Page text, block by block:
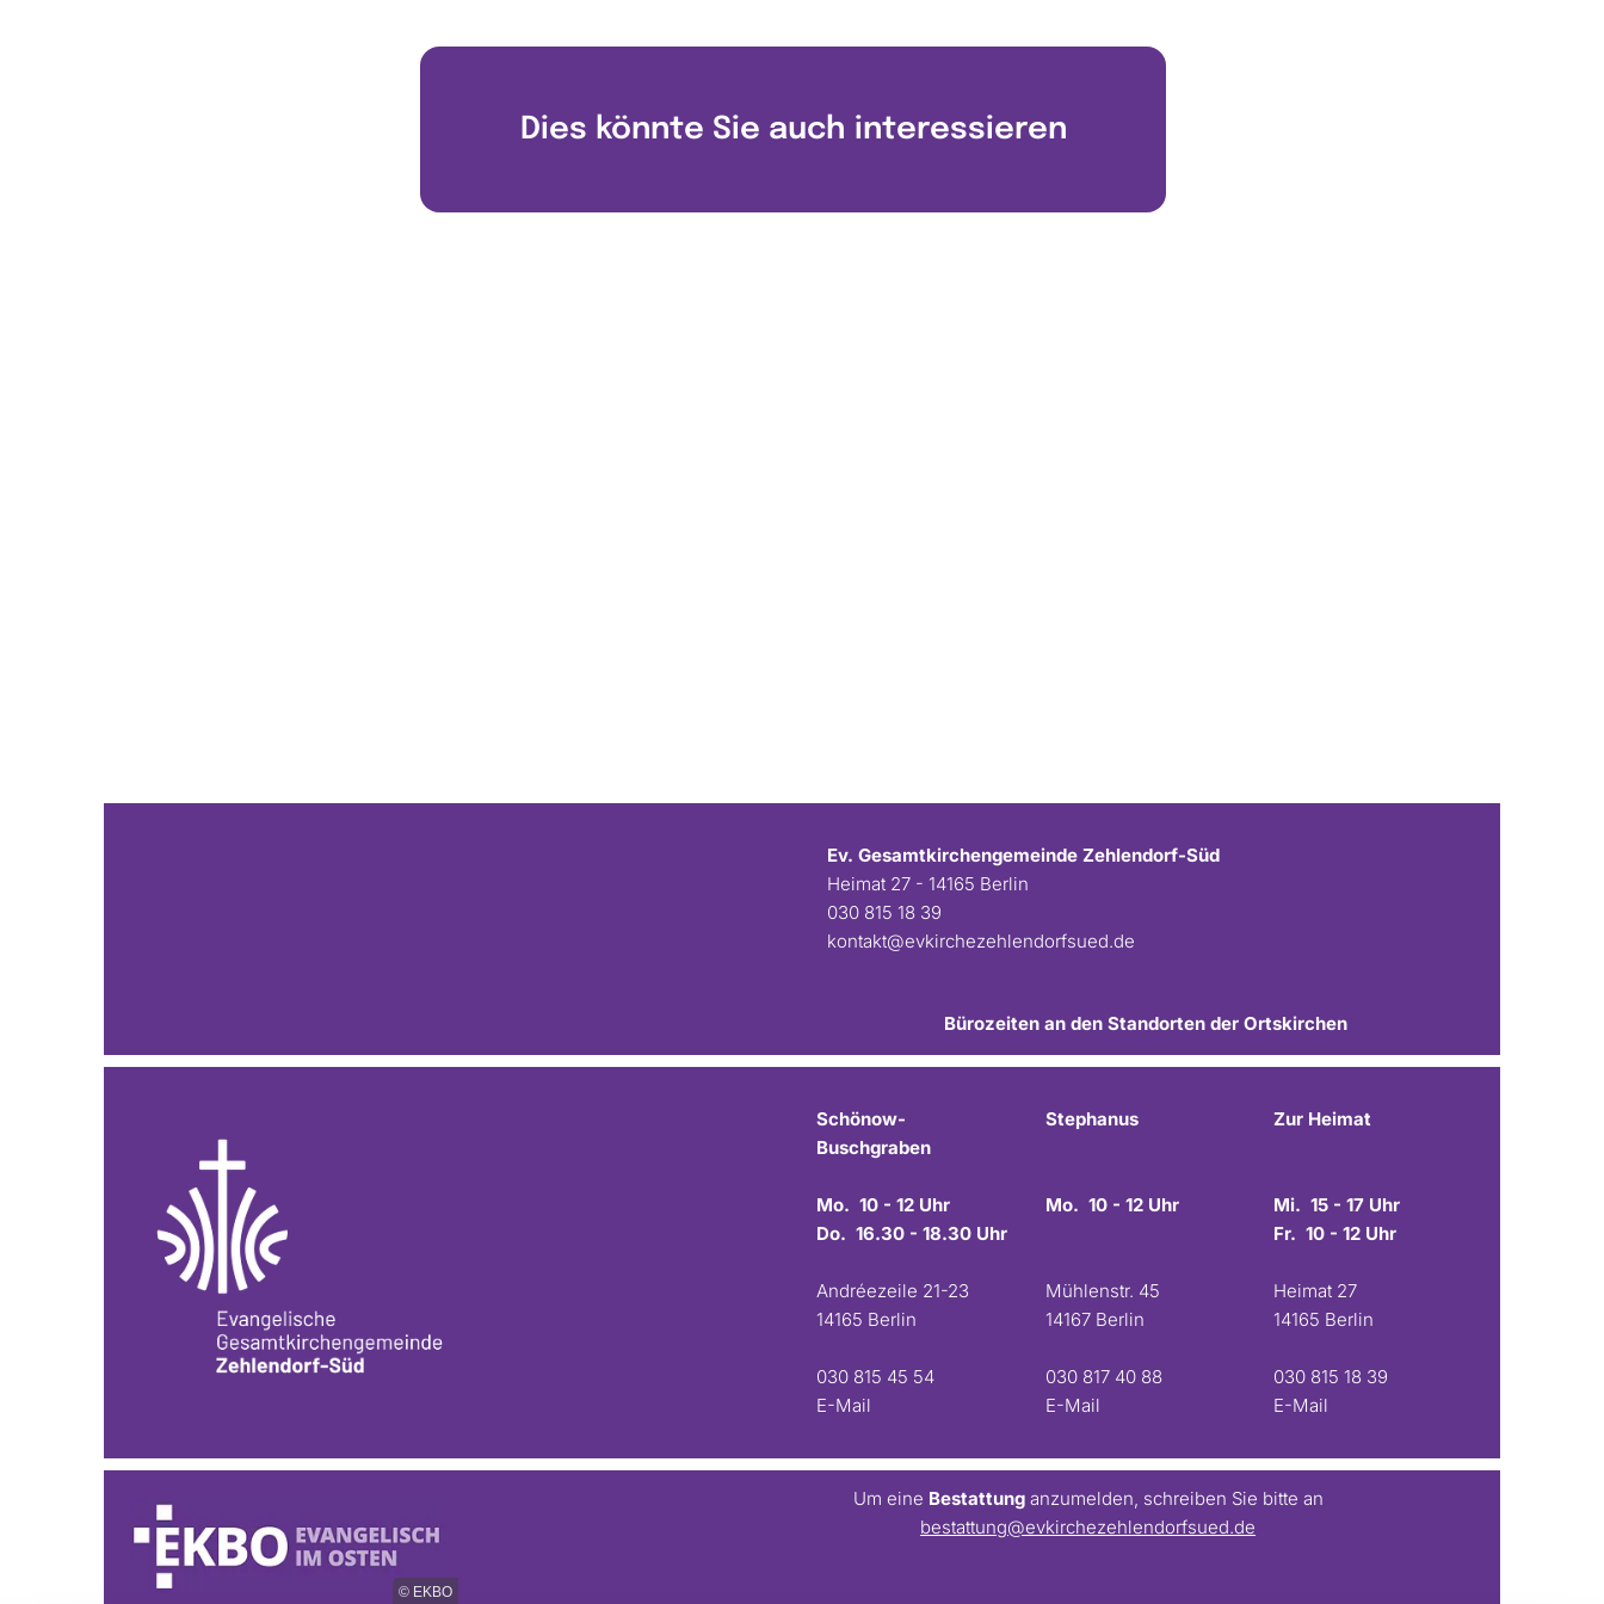
Dies könnte Sie auch interessieren
Ev. Gesamtkirchengemeinde Zehlendorf-Süd
Heimat 27 - 14165 Berlin
030 815 18 39
kontakt@evkirchezehlendorfsued.de
Bürozeiten an den Standorten der Ortskirchen
Schönow-
Buschgraben
Mo. 10 - 12 Uhr
Do. 16.30 - 18.30 Uhr
Andréezeile 21-23
14165 Berlin
030 815 45 54
E-Mail
Stephanus
Mo. 10 - 12 Uhr
Mühlenstr. 45
14167 Berlin
030 817 40 88
E-Mail
Zur Heimat
Mi. 15 - 17 Uhr
Fr. 10 - 12 Uhr
Heimat 27
14165 Berlin
030 815 18 39
E-Mail
© EKBO
Um eine Bestattunganzumelden, schreiben Sie bitte an
bestattung@evkirchezehlendorfsued.de